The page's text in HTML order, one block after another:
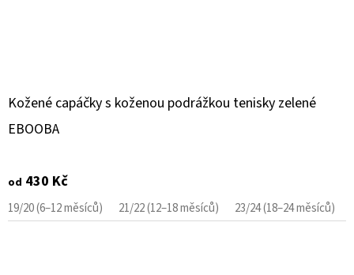
Kožené capáčky s koženou podrážkou tenisky zelené
EBOOBA
od 430 Kč
19/20 (6–12 měsíců) 21/22 (12–18 měsíců) 23/24 (18–24 měsíců)